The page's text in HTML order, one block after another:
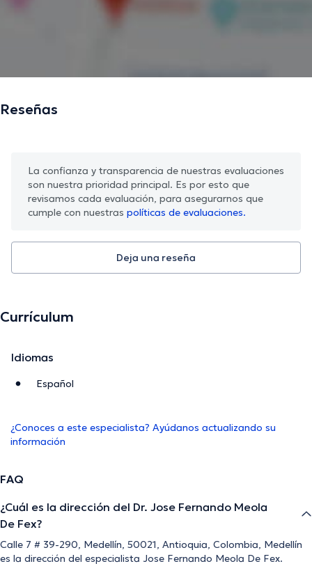
Reseñas
La confianza y transparencia de nuestras evaluaciones
son nuestra prioridad principal. Es por esto que
revisamos cada evaluación, para asegurarnos que
cumple con nuestras políticas de evaluaciones.
Deja una reseña
Currículum
Idiomas
Español
¿Conoces a este especialista? Ayúdanos actualizando su
información
FAQ
¿Cuál es la dirección del Dr. Jose Fernando Meola
De Fex?
Calle 7 # 39-290, Medellín, 50021, Antioquia, Colombia, Medellín
es la dirección del especialista Jose Fernando Meola De Fex.